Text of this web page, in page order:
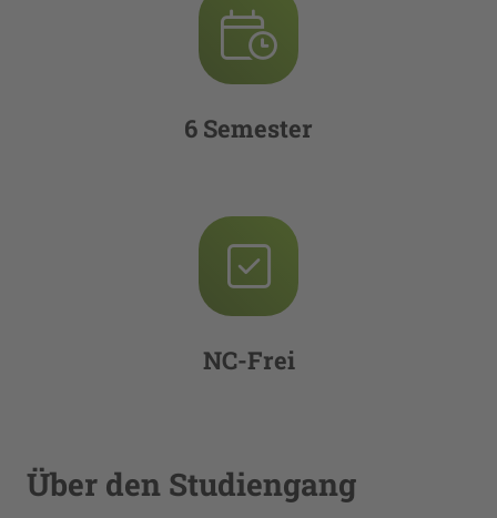
6 Semester
NC-Frei
Über den Studiengang